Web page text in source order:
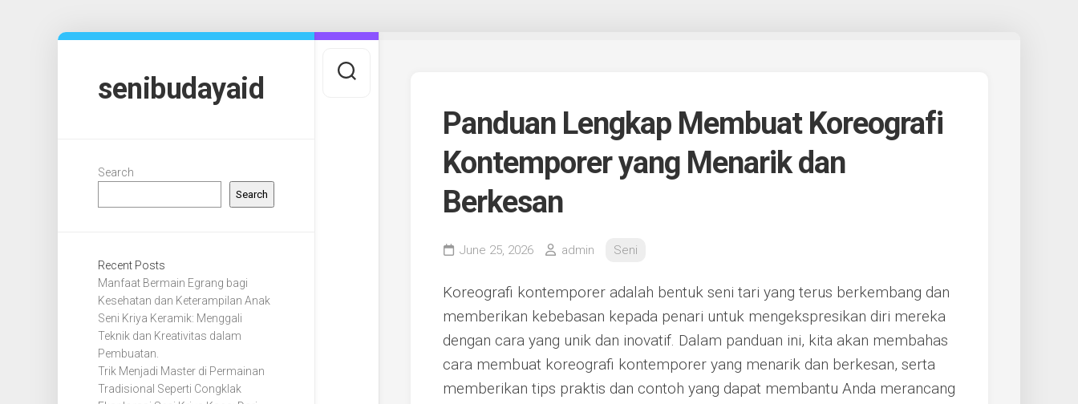
senibudayaid
Search
Search
Recent Posts
Manfaat Bermain Egrang bagi
Kesehatan dan Keterampilan Anak
Seni Kriya Keramik: Menggali
Teknik dan Kreativitas dalam
Pembuatan.
Trik Menjadi Master di Permainan
Tradisional Seperti Congklak
Panduan Lengkap Membuat Koreografi
Kontemporer yang Menarik dan
Berkesan
June 25, 2026 admin Seni
Koreografi kontemporer adalah bentuk seni tari yang terus berkembang dan
memberikan kebebasan kepada penari untuk mengekspresikan diri mereka
dengan cara yang unik dan inovatif. Dalam panduan ini, kita akan membahas
cara membuat koreografi kontemporer yang menarik dan berkesan, serta
memberikan tips praktis dan contoh yang dapat membantu Anda merancang